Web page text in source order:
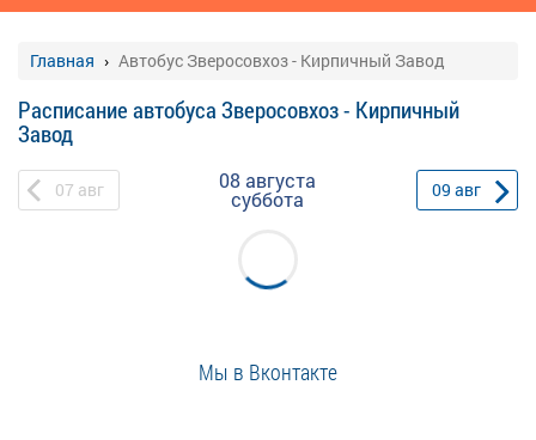
Главная Автобус Зверосовхоз - Кирпичный Завод
Расписание автобуса Зверосовхоз - Кирпичный
Завод
07 авг 08 августа
суббота 09 авг
Мы в Вконтакте